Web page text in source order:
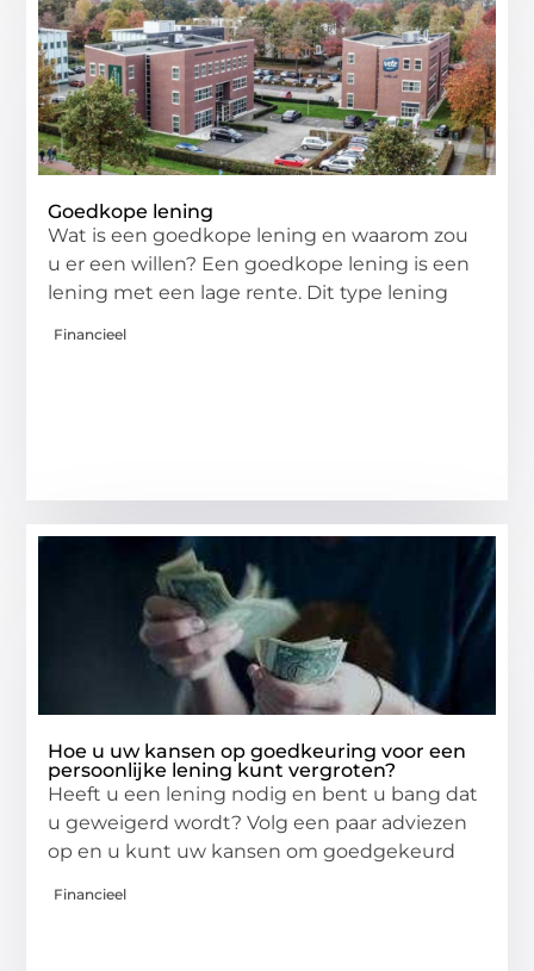
Goedkope lening
Wat is een goedkope lening en waarom zou
u er een willen? Een goedkope lening is een
lening met een lage rente. Dit type lening
Financieel
Hoe u uw kansen op goedkeuring voor een
persoonlijke lening kunt vergroten?
Heeft u een lening nodig en bent u bang dat
u geweigerd wordt? Volg een paar adviezen
op en u kunt uw kansen om goedgekeurd
Financieel